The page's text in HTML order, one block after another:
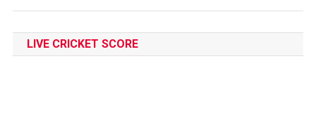
LIVE CRICKET SCORE